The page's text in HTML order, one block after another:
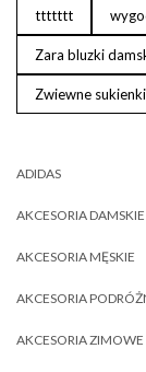
ttttttt
Zara bluzki
Zwiewne
ADIDAS
AKCESORIA DAMSKIE
AKCESORIA MĘSKIE
AKCESORIA
AKCESORIA ZIMOWE